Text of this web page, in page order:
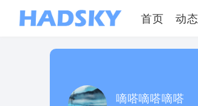
首页 动态
嘀嗒嘀嗒嘀嗒